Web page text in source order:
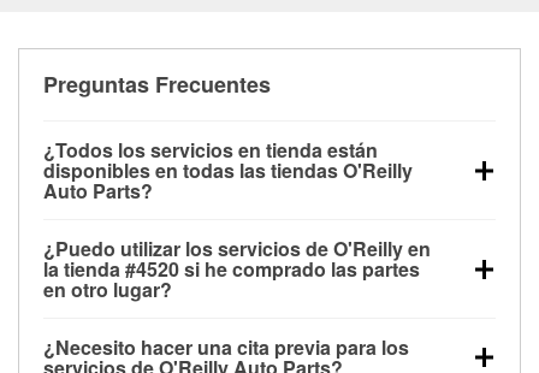
Preguntas Frecuentes
¿Todos los servicios en tienda están
disponibles en todas las tiendas O'Reilly
Auto Parts?
las pruebas de batería, pruebas de alternador y
motor de arranque, revisión de la luz “Check Engine”
con O'Reilly VeriScan® e instalación de
limpiaparabrisas o bombillas, están disponibles en
todas las tiendas O'Reilly Auto Parts. La tienda
¿Puedo utilizar los servicios de O'Reilly en
la tienda #4520 si he comprado las partes
en otro lugar?
de O'Reilly Auto Parts que estén disponibles en la
¿Necesito hacer una cita previa para los